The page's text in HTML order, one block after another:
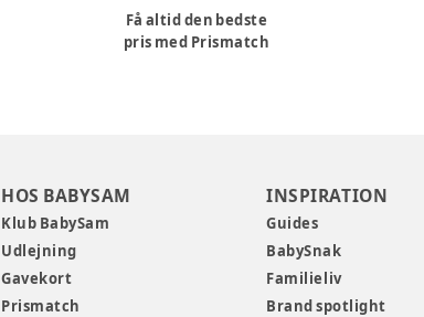
Få altid den bedste
pris med Prismatch
HOS BABYSAM
Klub BabySam
Udlejning
Gavekort
Prismatch
INSPIRATION
Guides
BabySnak
Familieliv
Brand spotlight